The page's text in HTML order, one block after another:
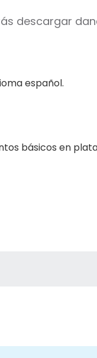
descargar
español.
básicos en